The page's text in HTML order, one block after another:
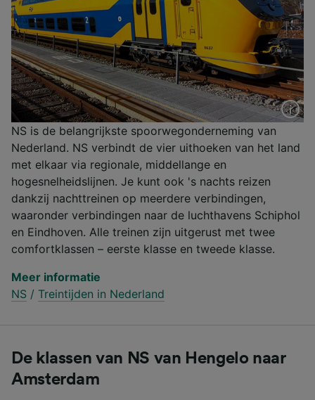
NS is de belangrijkste spoorwegonderneming van
Nederland. NS verbindt de vier uithoeken van het land
met elkaar via regionale, middellange en
hogesnelheidslijnen. Je kunt ook 's nachts reizen
dankzij nachttreinen op meerdere verbindingen,
waaronder verbindingen naar de luchthavens Schiphol
en Eindhoven. Alle treinen zijn uitgerust met twee
comfortklassen – eerste klasse en tweede klasse.
Meer informatie
NS / Treintijden in Nederland
De klassen van NS van Hengelo naar
Amsterdam